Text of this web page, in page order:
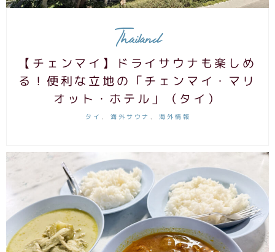
Thailand
【チェンマイ】ドライサウナも楽しめ
る！便利な立地の「チェンマイ・マリ
オット・ホテル」（タイ）
タイ , 海外サウナ , 海外情報